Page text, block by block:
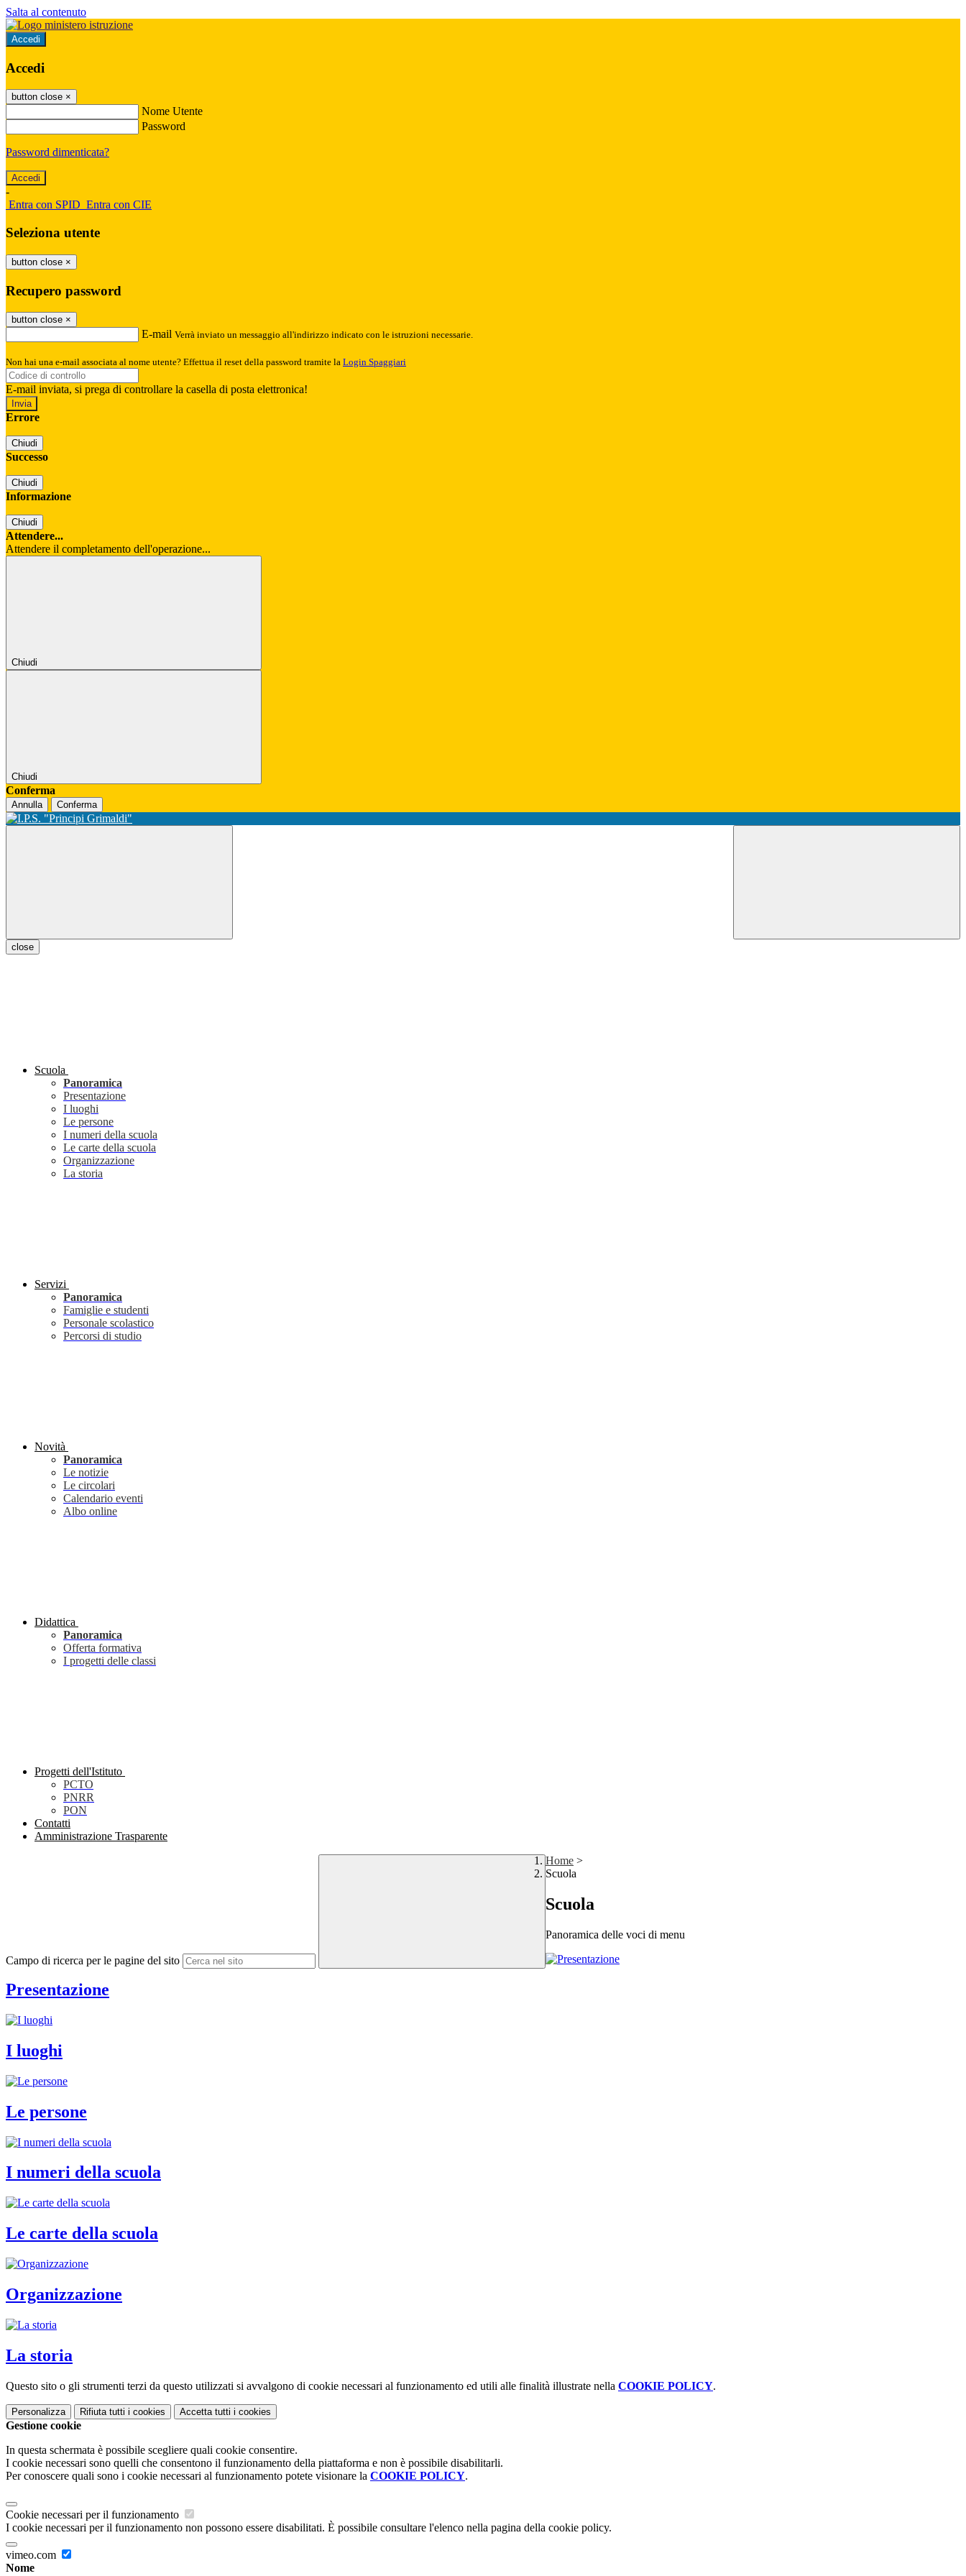
Salta al contenuto
Accedi
Accedi
button close ×
Nome Utente
Password
Password dimenticata?
-
Entra con SPID Entra con CIE
Seleziona utente
button close ×
Recupero password
button close ×
E-mail Verrà inviato un messaggio all'indirizzo indicato con le istruzioni necessarie.
Non hai una e-mail associata al nome utente? Effettua il reset della password tramite la Login Spaggiari
E-mail inviata, si prega di controllare la casella di posta elettronica!
Errore
Chiudi
Successo
Chiudi
Informazione
Chiudi
Attendere...
Attendere il completamento dell'operazione...
Chiudi
Chiudi
Conferma
Annulla Conferma
close
Scuola
Panoramica
Presentazione
I luoghi
Le persone
I numeri della scuola
Le carte della scuola
Organizzazione
La storia
Servizi
Panoramica
Famiglie e studenti
Personale scolastico
Percorsi di studio
Novità
Panoramica
Le notizie
Le circolari
Calendario eventi
Albo online
Didattica
Panoramica
Offerta formativa
I progetti delle classi
Progetti dell'Istituto
PCTO
PNRR
PON
Contatti
Amministrazione Trasparente
Campo di ricerca per le pagine del sito
Home >
Scuola
Scuola
Panoramica delle voci di menu
Presentazione
I luoghi
Le persone
I numeri della scuola
Le carte della scuola
Organizzazione
La storia
Questo sito o gli strumenti terzi da questo utilizzati si avvalgono di cookie necessari al funzionamento ed utili alle finalità illustrate nella COOKIE POLICY.
Personalizza Rifiuta tutti i cookies Accetta tutti i cookies
Gestione cookie
In questa schermata è possibile scegliere quali cookie consentire.
I cookie necessari sono quelli che consentono il funzionamento della piattaforma e non è possibile disabilitarli.
Per conoscere quali sono i cookie necessari al funzionamento potete visionare la COOKIE POLICY.
Cookie necessari per il funzionamento
I cookie necessari per il funzionamento non possono essere disabilitati. È possibile consultare l'elenco nella pagina della cookie policy.
vimeo.com
Nome